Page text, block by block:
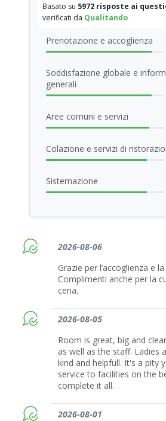
2026-08-06
Grazie per l’accoglienza e
Complimenti anche per la
cena.
2026-08-05
Room is great, big and
as well as the staff. Ladies
kind and helpfull. It's a pity
service to facilities on the
complete it all.
2026-08-01
Basato su 5972 risposte ai
verificati da Qualitando
Prenotazione e accoglienza
Soddisfazione globale e
generali
Aree comuni e servizi
Colazione e servizi di
Sistemazione